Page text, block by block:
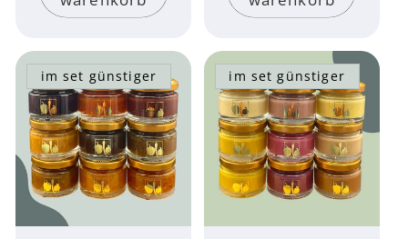
im set günstiger im set günstiger